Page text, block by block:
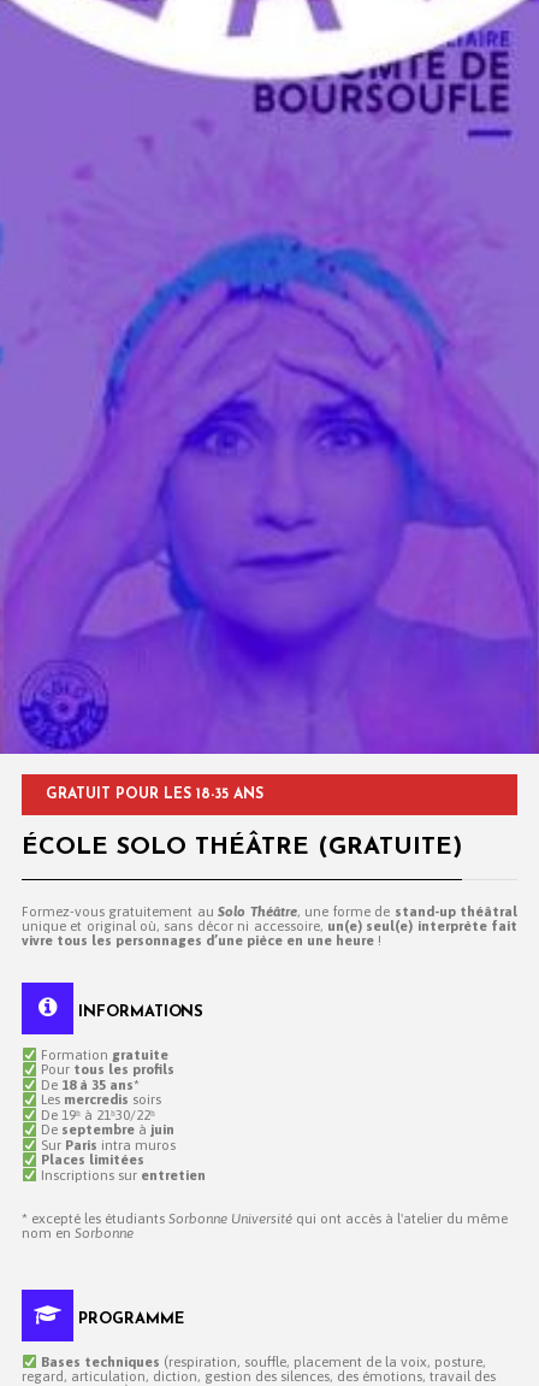
GRATUIT POUR LES 18-35 ANS
ÉCOLE SOLO THÉÂTRE (GRATUITE)
Formez-vous gratuitement auSolo Théâtre, une forme de stand-up théâtral
unique et original où, sans décor ni accessoire, un(e) seul(e) interprète fait
vivre tous les personnages d’une pièce en une heure!
INFORMATIONS
Formation gratuite
Pour tous les profils
De 18 à 35 ans*
Les mercredis soirs
De 19ʰ à 21ʰ30/22ʰ
De septembre à juin
Sur Paris intra muros
Places limitées
Inscriptions sur entretien
* excepté les étudiants Sorbonne Universitéqui ont accès à l'atelier du même
nom en Sorbonne
PROGRAMME
Bases techniques (respiration, souffle, placement de la voix, posture,
regard, articulation, diction, gestion des silences, des émotions, travail des